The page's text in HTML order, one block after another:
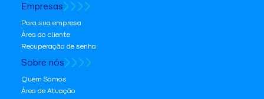
Empresas
Para sua empresa
Área do cliente
Recuperação de senha
Sobre nós
Quem Somos
Área de Atuação